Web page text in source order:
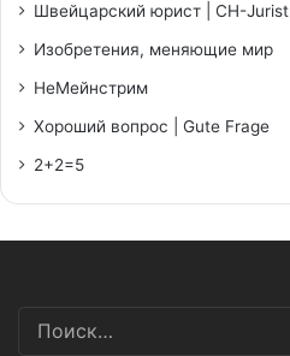
Швейцарский юрист | CH-Jurist
Изобретения, меняющие мир
НеМейнстрим
Хороший вопрос | Gute Frage
2+2=5